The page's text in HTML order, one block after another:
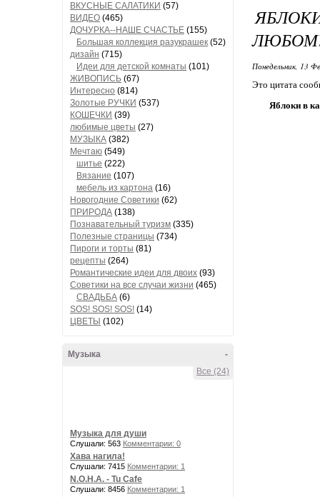
ВКУСНЫЕ САЛАТИКИ (57)
ВИДЕО (465)
ДОЧУРКА--НАШЕ СЧАСТЬЕ (155)
Большая коллекция разукрашек (52)
дизайн (715)
Идеи для детской комнаты (101)
ЖИВОПИСЬ (67)
Интересно (814)
Золотые РУЧКИ (537)
КОШЕЧКИ (39)
любимые цветы (27)
МУЗЫКА (382)
Мечтаю (549)
шитье (222)
Вязание (107)
мебель из картона (16)
Новогодние Советики (62)
ПРИРОДА (138)
Познавательный туризм (335)
Полезные страницы (734)
Пироги и торты (81)
рецепты (264)
Романтические идеи для двоих (93)
Советики на все случаи жизни (465)
СВАДЬБА (6)
SOS! SOS! SOS! (14)
ЦВЕТЫ (102)
-
Музыка
Все (24)
Музыка для души
Слушали: 563 Комментарии: 0
Хава нагила!
Слушали: 7415 Комментарии: 1
N.O.H.A. - Tu Cafe
Слушали: 8456 Комментарии: 1
Понедельник, 13
Это цитата
Яблоки в